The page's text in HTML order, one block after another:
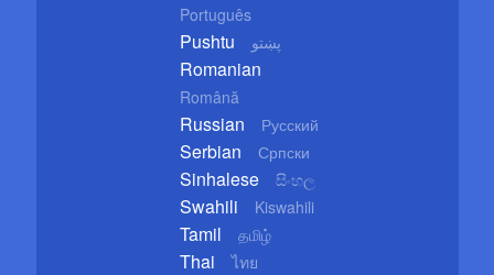
Português
Pushtu پښتو
Romanian
Română
Russian Русский
Serbian Српски
Sinhalese සිංහල
Swahili Kiswahili
Tamil தமிழ்
Thai ไทย